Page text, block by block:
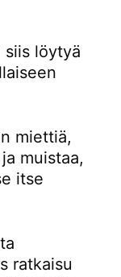
siis löytyä
miettiä,
muistaa,
itse
ratkaisu